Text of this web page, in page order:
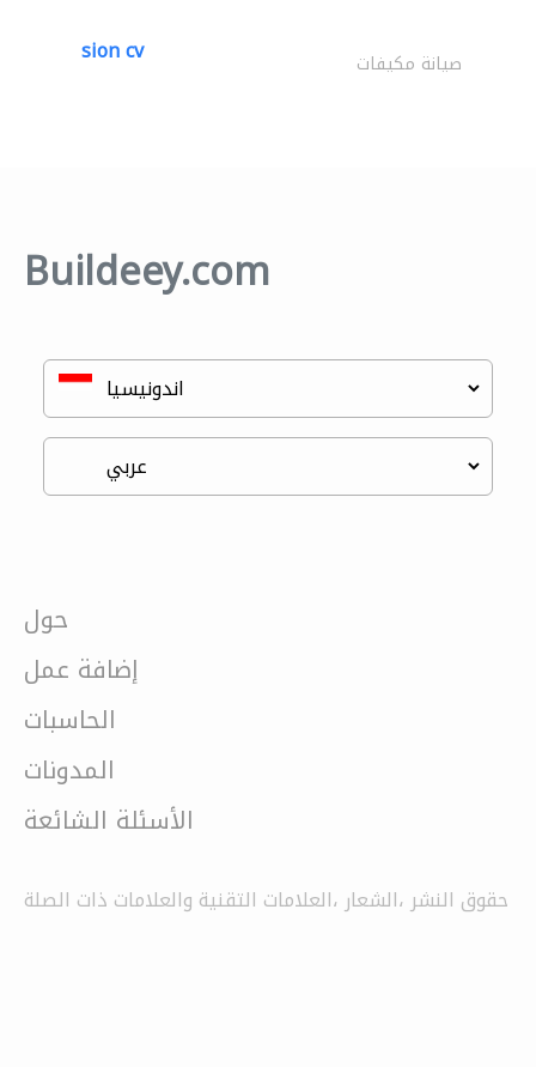
sion cv صيانة مكيفات
Buildeey.com
حول
إضافة عمل
الحاسبات
المدونات
الأسئلة الشائعة
حقوق النشر ،الشعار ،العلامات التقنية والعلامات ذات الصلة